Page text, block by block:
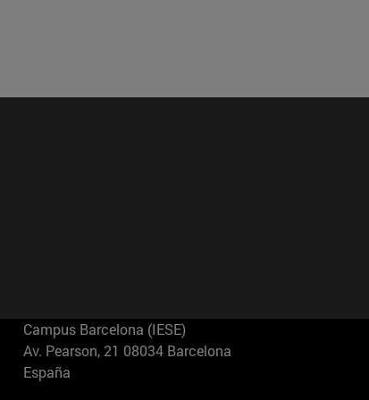
Campus Barcelona (IESE)
Av. Pearson, 21 08034 Barcelona
España